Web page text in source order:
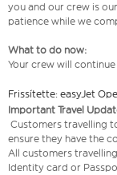
you and our crew is
patience while we
What to do now:
Your crew will
Frissítette: easyJet
Important Travel
Customers travelling
ensure they have the
All customers
Identity card or